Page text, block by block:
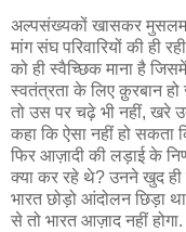
अल्पसंख्यकों खासकर
मांग संघ परिवारियों की ही
को ही स्वैच्छिक माना है
स्वतंत्रता के लिए क़ुरबान हो
तो उस पर चढ़े भी नहीं, खरे
कहा कि ऐसा नहीं हो सकता
फिर आज़ादी की लड़ाई के
क्या कर रहे थे? उनने खुद ही
भारत छोड़ो आंदोलन छिड़ा
से तो भारत आज़ाद नहीं